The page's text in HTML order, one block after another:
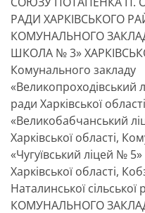
РАДИ ХАРКІВСЬКОГО
КОМУНАЛЬНОГО
ШКОЛА № 3»
Комунального закладу
«Великопроходівський
ради Харківської
«Великобабчанський
Харківської області,
«Чугуївський ліцей № 5»
Харківської області,
Наталинської сільської
КОМУНАЛЬНОГО